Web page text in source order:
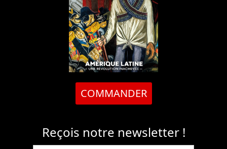
COMMANDER
Reçois notre newsletter !